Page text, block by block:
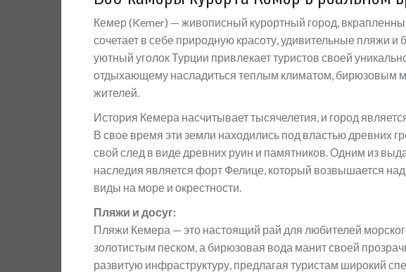
Кемер (Kemer) — живописный курортный город,
сочетает в себе природную красоту, удивительные пляжи и
уютный уголок Турции привлекает туристов своей
отдыхающему насладиться теплым климатом, бирюзовым
жителей.
История Кемера насчитывает тысячелетия, и город
В свое время эти земли находились под властью древних
свой след в виде древних руин и памятников. Одним из
наследия является форт Фелице, который возвышается
виды на море и окрестности.
Пляжи и досуг:
Пляжи Кемера — это настоящий рай для любителей
золотистым песком, а бирюзовая вода манит своей
развитую инфраструктуру, предлагая туристам широкий